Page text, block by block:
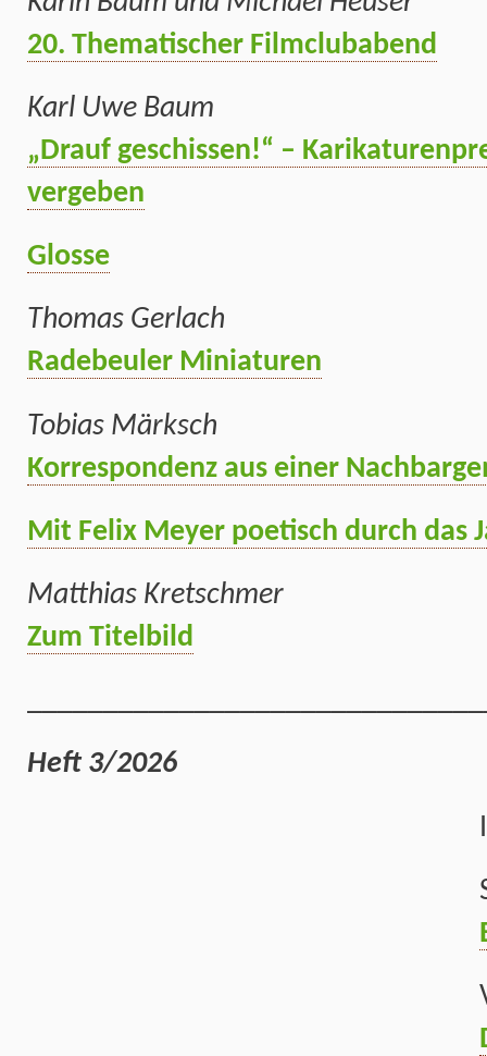
20. Thematischer Filmclubabend
Karl Uwe Baum
„Drauf geschissen!“ –
vergeben
Glosse
Thomas Gerlach
Radebeuler Miniaturen
Tobias Märksch
Korrespondenz aus einer
Mit Felix Meyer poetisch durch das
Matthias Kretschmer
Zum Titelbild
Heft 3/2026